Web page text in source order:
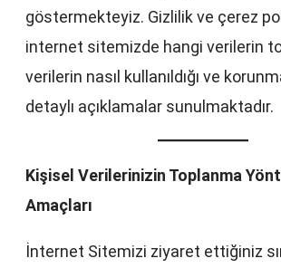
göstermekteyiz. Gizlilik ve çerez
internet sitemizde hangi verilerin
verilerin nasıl kullanıldığı ve
detaylı açıklamalar sunulmaktadır.
Kişisel Verilerinizin Toplanma
Amaçları
İnternet Sitemizi ziyaret ettiğiniz